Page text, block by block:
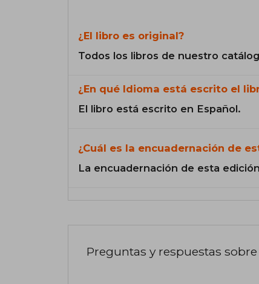
¿El libro es original?
Todos los libros de nuestro
¿En qué Idioma está escrito el
El libro está escrito en Español.
¿Cuál es la encuadernación de
La encuadernación de esta
Preguntas y respuestas